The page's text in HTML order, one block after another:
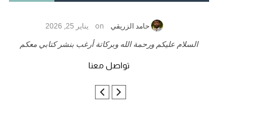
حامد الزريقي on يناير 25, 2026
السلام عليكم ورحمة الله وبركاتة أرغب بنشر كتابي معكم
تواصل معنا